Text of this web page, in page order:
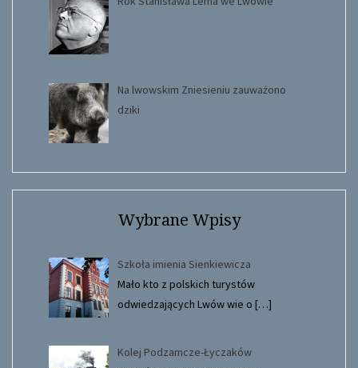
Na lwowskim Zniesieniu zauważono
dziki
Wybrane Wpisy
Szkoła imienia Sienkiewicza
Mało kto z polskich turystów
odwiedzających Lwów wie o […]
Kolej Podzamcze-Łyczaków